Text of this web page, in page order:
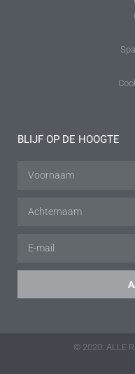
BLIJF OP DE HOOGTE
© 2020: ALLE